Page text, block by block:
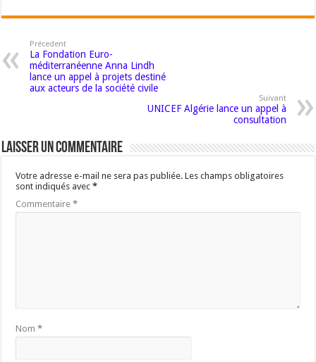
Précedent
La Fondation Euro-
méditerranéenne Anna Lindh
lance un appel à projets destiné
aux acteurs de la société civile
Suivant
UNICEF Algérie lance un appel à
consultation
Laisser un commentaire
Votre adresse e-mail ne sera pas publiée. Les champs obligatoires
sont indiqués avec*
Commentaire*
Nom*